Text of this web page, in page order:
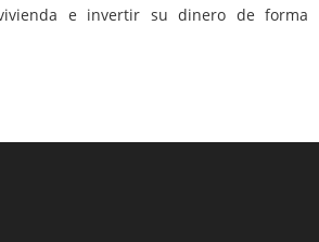
e invertir su dinero de forma